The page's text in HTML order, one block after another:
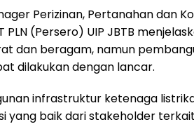
Perizinan, Pertanahan dan
PLN (Persero) UIP JBTB
dan beragam, namun
dilakukan dengan lancar.
infrastruktur ketenaga
yang baik dari stakeholder